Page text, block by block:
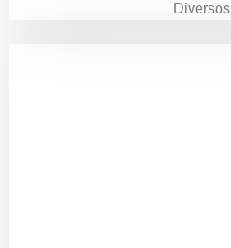
Diversos